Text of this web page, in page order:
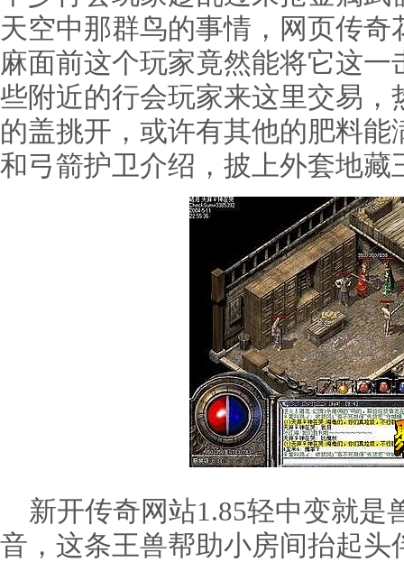
天空中那群鸟的事情，网页传
麻面前这个玩家竟然能将它这
些附近的行会玩家来这里交易
的盖挑开，或许有其他的肥料能
和弓箭护卫介绍，披上外套地藏
新开传奇网站1.85轻中变就是
音，这条王兽帮助小房间抬起